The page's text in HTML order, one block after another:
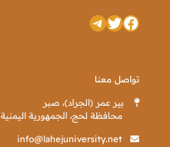
فيسبوك
تويترتيليجرام
تواصل معنا
بير عمر (الجراد)، صبر
محافظة لحج، الجمهورية اليمنية
info@lahejuniversity.net